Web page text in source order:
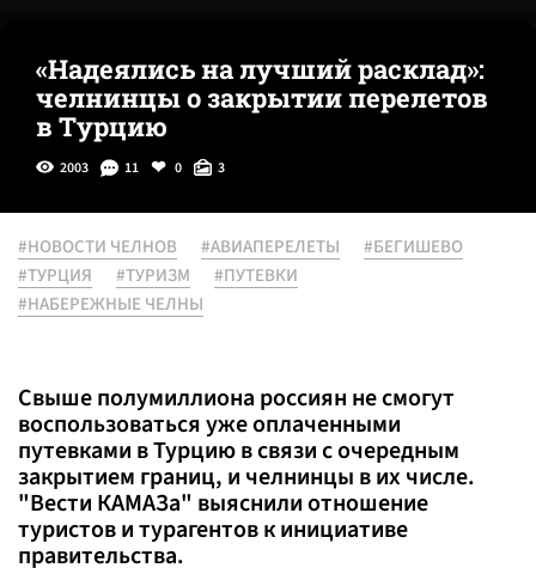
«Надеялись на лучший расклад»:
челнинцы о закрытии перелетов
в Турцию
2003 11 0 3
#НОВОСТИ ЧЕЛНОВ #АВИАПЕРЕЛЕТЫ
#БЕГИШЕВО
#ТУРЦИЯ
#ТУРИЗМ
#ПУТЕВКИ
#НАБЕРЕЖНЫЕ ЧЕЛНЫ
Свыше полумиллиона россиян не смогут
воспользоваться уже оплаченными
путевками в Турцию в связи с очередным
закрытием границ, и челнинцы в их числе.
"Вести КАМАЗа" выяснили отношение
туристов и турагентов к инициативе
правительства.